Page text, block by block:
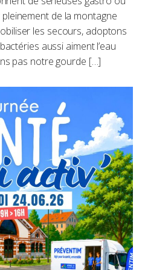
de la montagne
les secours, adoptons
aussi aiment l’eau
pas notre gourde […]